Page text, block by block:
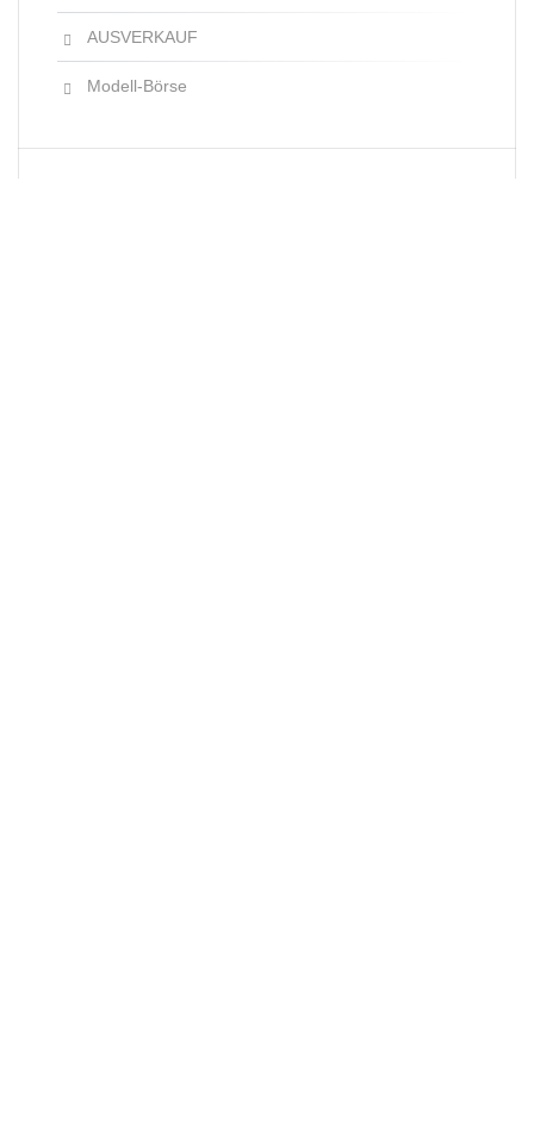
AUSVERKAUF
Modell-Börse